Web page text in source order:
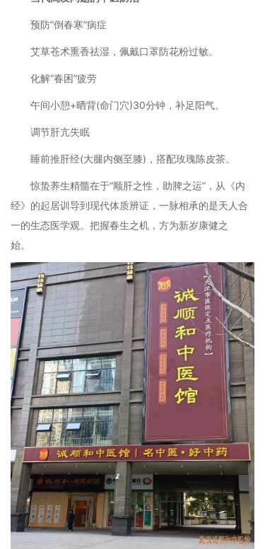
预防“倒春寒”病症
艾草苍术熏香祛湿，佩戴口罩防花粉过敏。
化解“春困”疲劳
午间小憩+晒背(命门穴)30分钟，补足阳气。
调节肝亢失眠
睡前推肝经(大腿内侧至膝)，搭配玫瑰陈皮茶。
惊蛰养生精髓在于“顺肝之性，助脾之运”，从《内
经》的起居训导到现代体质辨证，一脉相承的是天人合
一的生态医学观。把握春生之机，方为新岁康健之
始。